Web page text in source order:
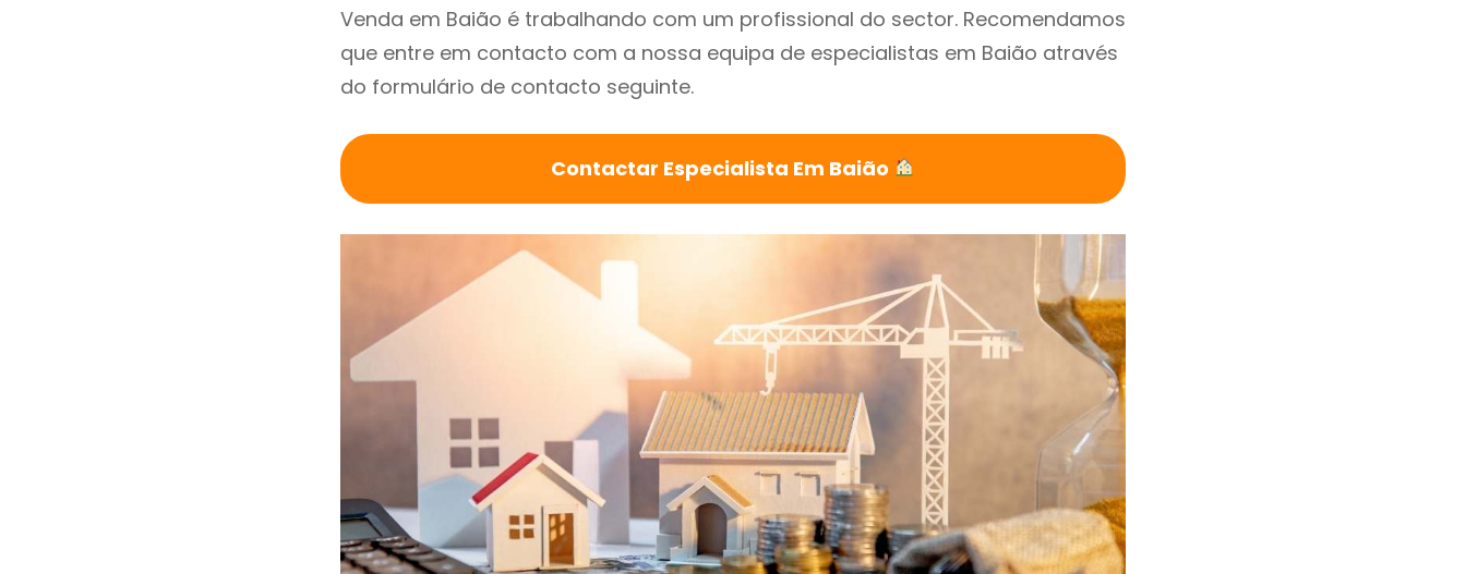
Venda em Baião é trabalhando com um profissional do sector. Recomendamos
que entre em contacto com a nossa equipa de especialistas em Baião através
do formulário de contacto seguinte.
Contactar Especialista Em Baião